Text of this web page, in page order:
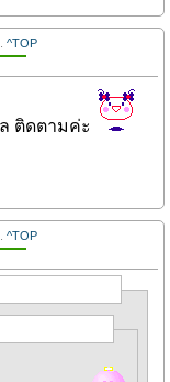
^TOP
ติดตามค่ะ
^TOP